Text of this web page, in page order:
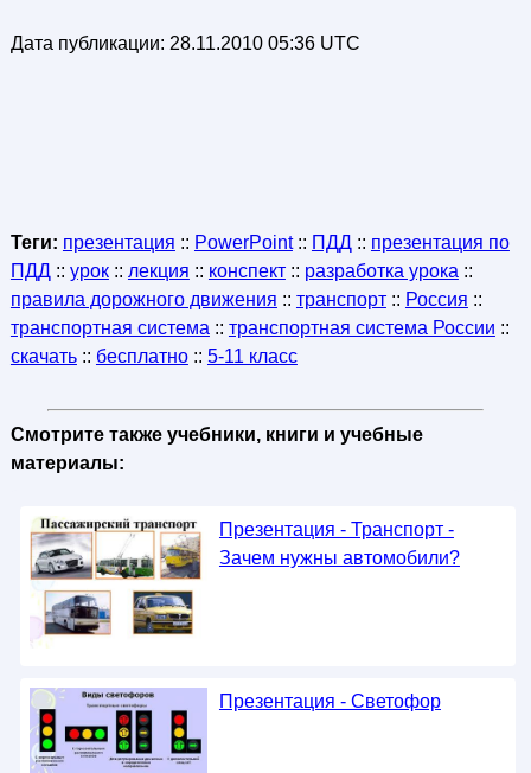
Дата публикации: 28.11.2010 05:36 UTC
Теги: презентация :: PowerPoint:: ПДД:: презентация по
ПДД:: урок:: лекция :: конспект:: разработка урока ::
правила дорожного движения :: транспорт:: Россия ::
транспортная система :: транспортная система России ::
скачать:: бесплатно:: 5-11 класс
Смотрите также учебники, книги и учебные
материалы:
Презентация - Транспорт -
Зачем нужны автомобили?
Презентация - Светофор